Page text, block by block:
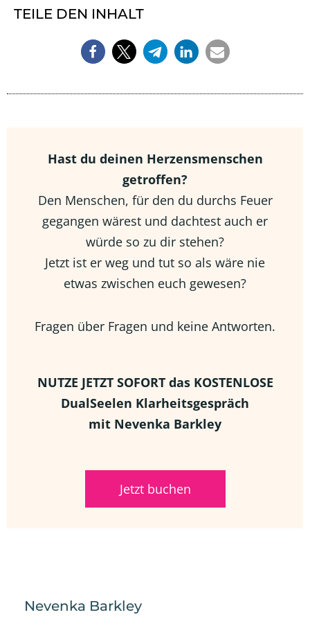
TEILE DEN INHALT
Hast du deinen Herzensmenschen
getroffen?
Den Menschen, für den du durchs Feuer
gegangen wärest und dachtest auch er
würde so zu dir stehen?
Jetzt ist er weg und tut so als wäre nie
etwas zwischen euch gewesen?
Fragen über Fragen und keine Antworten.
NUTZE JETZT SOFORT das KOSTENLOSE
DualSeelen Klarheitsgespräch
mit Nevenka Barkley
Jetzt buchen
Nevenka Barkley